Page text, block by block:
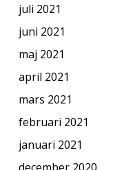
juli 2021
juni 2021
maj 2021
april 2021
mars 2021
februari 2021
januari 2021
december 2020